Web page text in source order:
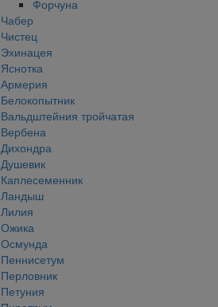
Форчуна
Чабер
Чистец
Эхинацея
Яснотка
Армерия
Белокопытник
Вальдштейния тройчатая
Вербена
Дихондра
Душевик
Каплесеменник
Ландыш
Лилия
Ожика
Осмунда
Пеннисетум
Перловник
Петуния